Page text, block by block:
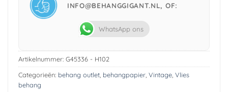
INFO@BEHANGGIGANT.NL, OF:
WhatsApp ons
Artikelnummer: G45336 - H102
Categorieën: behang outlet, behangpapier, Vintage, Vlies
behang